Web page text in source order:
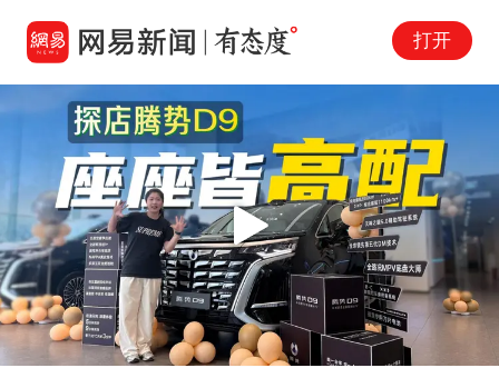
打开
00:00 04:57
Play